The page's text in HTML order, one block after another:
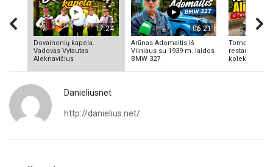
17:24
Dovainonių kapela.
Vadovas Vytautas
Aleknavičius
06:21
Arūnas Adomaitis iš
Vilniaus su 1939 m. laidos
BMW 327
Tomas
Danieliusnet
http://danielius.net/